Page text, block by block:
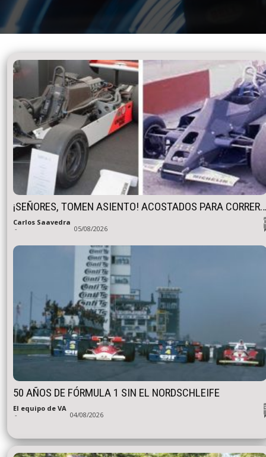
¡SEÑORES, TOMEN ASIENTO! ACOSTADOS PARA CORRER…
Carlos Saavedra
- 05/08/2026
50 AÑOS DE FÓRMULA 1 SIN EL NORDSCHLEIFE
El equipo de VA
- 04/08/2026